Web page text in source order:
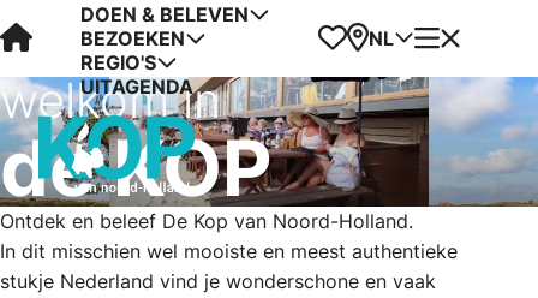
Visit Kop van Holland
DOEN & BELEVEN
BEZOEKEN
REGIO'S
UITAGENDA
Favorieten
Kaart
NL Menu
welkom in
de KOP
Ontdek en beleef De Kop van Noord-Holland.
In dit misschien wel mooiste en meest authentieke
stukje Nederland vind je wonderschone en vaak